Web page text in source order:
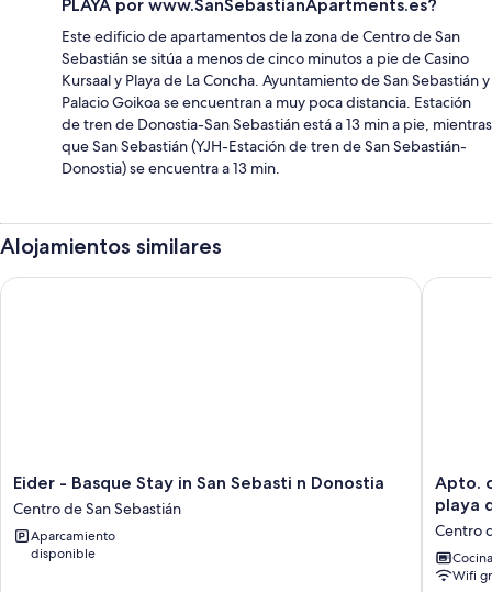
PLAYA por www.SanSebastianApartments.es?
Este edificio de apartamentos de la zona de Centro de San
Sebastián se sitúa a menos de cinco minutos a pie de Casino
Kursaal y Playa de La Concha. Ayuntamiento de San Sebastián y
Palacio Goikoa se encuentran a muy poca distancia. Estación
de tren de Donostia-San Sebastián está a 13 min a pie, mientras
que San Sebastián (YJH-Estación de tren de San Sebastián-
Donostia) se encuentra a 13 min.
Alojamientos similares
Eider
-
Basque
Stay
Eider - Basque Stay in San Sebasti n Donostia
Centro de San Sebastián
Aparcamiento
disponible
Eider - Basque Stay in San Sebasti n Donostia
Apto.
centro
de
San
al
Apto.
playa
Centro
Cocina
Wifi
Apto.